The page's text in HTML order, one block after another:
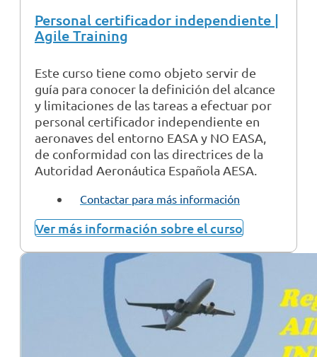
Personal certificador independiente |
Agile Training
Este curso tiene como objeto servir de
guía para conocer la definición del alcance
y limitaciones de las tareas a efectuar por
personal certificador independiente en
aeronaves del entorno EASA y NO EASA,
de conformidad con las directrices de la
Autoridad Aeronáutica Española AESA.
Contactar para más información
Ver más información sobre el curso